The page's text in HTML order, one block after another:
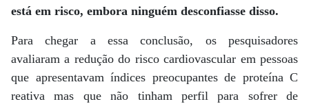
está em risco, embora ninguém desconfiasse disso.
Para chegar a essa conclusão, os pesquisadores
avaliaram a redução do risco cardiovascular em pessoas
que apresentavam índices preocupantes de proteína C
reativa mas que não tinham perfil para sofrer de